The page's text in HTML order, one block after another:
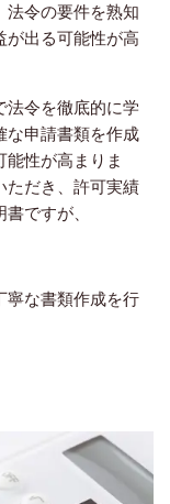
法令の要件を熟知
が出る可能性が高
法令を徹底的に学
な申請書類を作成
性が高まりま
ただき、許可実績
ですが、
寧な書類作成を行